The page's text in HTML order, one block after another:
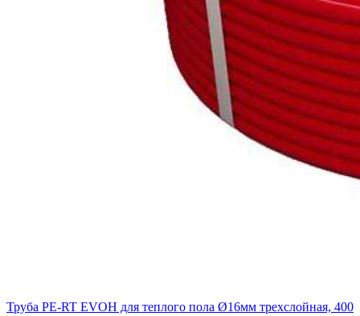
Труба PE-RT EVOH для теплого пола Ø16мм трехслойная, 400